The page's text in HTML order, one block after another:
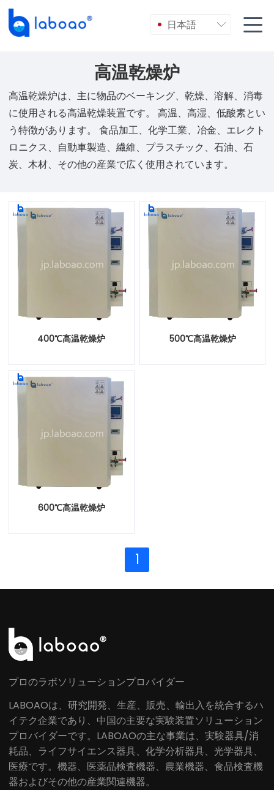
日本語  
高温乾燥炉
高温乾燥炉は、主に物品のベーキング、乾燥、溶解、消毒
に使用される高温乾燥装置です。 高温、高湿、低酸素とい
う特徴があります。 食品加工、化学工業、冶金、エレクト
ロニクス、自動車製造、繊維、プラスチック、石油、石
炭、木材、その他の産業で広く使用されています。
400℃高温乾燥炉 500℃高温乾燥炉
600℃高温乾燥炉
1
プロのラボソリューションプロバイダー
LABOAOは、研究開発、生産、販売、輸出入を統合するハ
イテク企業であり、中国の主要な実験装置ソリューション
プロバイダーです。LABOAOの主な事業は、実験器具/消
耗品、ライフサイエンス器具、化学分析器具、光学器具、
医療です。機器、医薬品検査機器、農業機器、食品検査機
器およびその他の産業関連機器。